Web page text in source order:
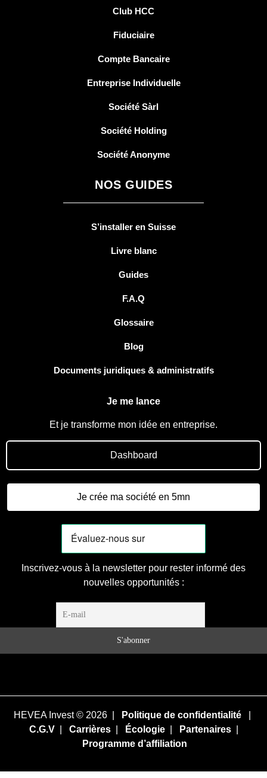
Club HCC
Fiduciaire
Compte Bancaire
Entreprise Individuelle
Société Sàrl
Société Holding
Société Anonyme
NOS GUIDES
S’installer en Suisse
Livre blanc
Guides
F.A.Q
Glossaire
Blog
Documents juridiques & administratifs
Je me lance
Et je transforme mon idée en entreprise.
Dashboard
Je crée ma société en 5mn
Inscrivez-vous à la newsletter pour rester informé des
nouvelles opportunités :
HEVEA Invest © 2026 | Politique de confidentialité
C.G.V| Carrières| Écologie| Partenaires|
Programme d’affiliation